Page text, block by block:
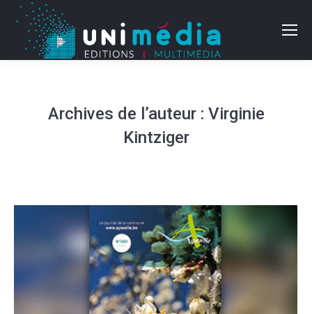
Archives de l’auteur : Virginie
Kintziger